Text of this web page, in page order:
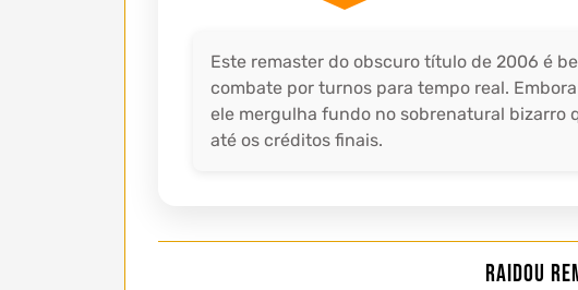
Este remaster do obscuro título de 2006 é
combate por turnos para tempo real.
ele mergulha fundo no sobrenatural
até os créditos finais.
Raidou